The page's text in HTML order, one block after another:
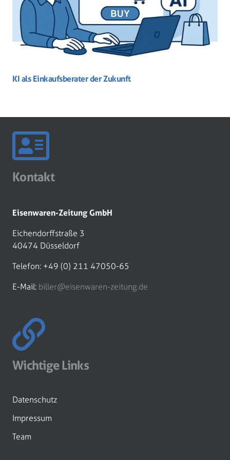
KI als Einkaufsberater der Zukunft
Kontakt
Eisenwaren-Zeitung GmbH
Eichendorffstraße 3
40474 Düsseldorf
Telefon: +49 (0) 211 47050-65
E-Mail: biller@eisenwaren-zeitung.de
Wichtige Links
Datenschutz
Impressum
Team